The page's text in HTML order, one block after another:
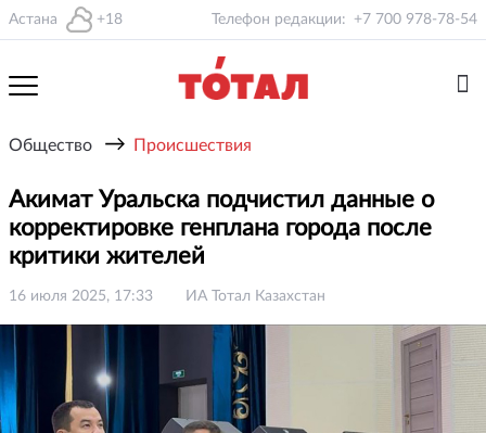
Астана +18 Телефон редакции: +7 700 978-78-54
Общество → Происшествия
Акимат Уральска подчистил данные о
корректировке генплана города после
критики жителей
16 июля 2025, 17:33 ИА Тотал Казахстан